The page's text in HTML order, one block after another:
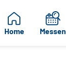
Home Messen